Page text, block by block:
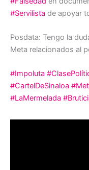
#Servilista de apoyar
Posdata: Tengo la
Meta relacionados al
#Impoluta
#CartelDeSinaloa
#LaMermelada